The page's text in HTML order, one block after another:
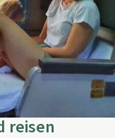
reisen